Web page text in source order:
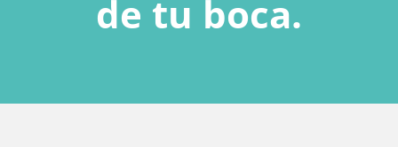
de tu boca.